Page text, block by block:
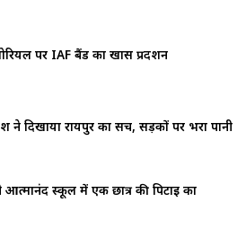
पर IAF बैंड का खास प्रदर्शन
ने दिखाया रायपुर का सच, सड़कों पर भरा पानी
आत्मानंद स्कूल में एक छात्र की पिटाई का